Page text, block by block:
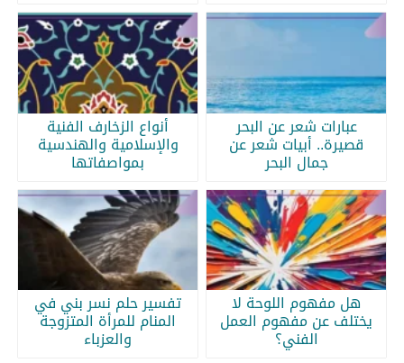
عبارات شعر عن البحر
قصيرة.. أبيات شعر عن
جمال البحر
أنواع الزخارف الفنية
والإسلامية والهندسية
بمواصفاتها
هل مفهوم اللوحة لا
يختلف عن مفهوم العمل
الفني؟
تفسير حلم نسر بني في
المنام للمرأة المتزوجة
والعزباء